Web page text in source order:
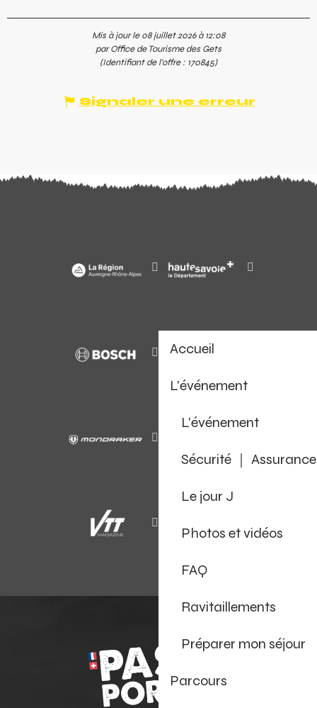
Accueil
L'événement
L'événement
Sécurité ｜ Assurance
Le jour J
Photos et vidéos
FAQ
Ravitaillements
Préparer mon séjour
Parcours
Mis à jour le 08 juillet 2026 à 12:08
par Office de Tourisme des Gets
(Identifiant de l'offre : 170845)
Signaler une erreur